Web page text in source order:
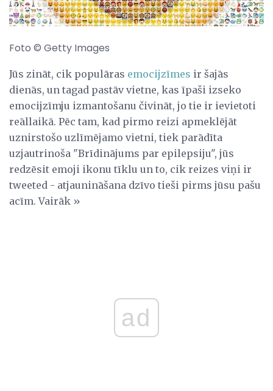
Foto © Getty Images
Jūs zināt, cik populāras emocijzīmes ir šajās
dienās, un tagad pastāv vietne, kas īpaši izseko
emocijzīmju izmantošanu čivināt, jo tie ir ievietoti
reāllaikā. Pēc tam, kad pirmo reizi apmeklējāt
uznirstošo uzlīmējamo vietni, tiek parādīta
uzjautrinoša "Brīdinājums par epilepsiju", jūs
redzēsit emoji ikonu tīklu un to, cik reizes viņi ir
tweeted - atjaunināšana dzīvo tieši pirms jūsu pašu
acīm. Vairāk »
ad